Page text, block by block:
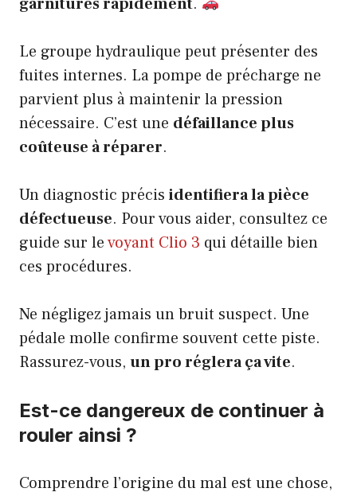
garnitures rapidement.
Le groupe hydraulique peut présenter des
fuites internes. La pompe de précharge ne
parvient plus à maintenir la pression
nécessaire. C’est une défaillance plus
coûteuse à réparer.
Un diagnostic précis identifiera la pièce
défectueuse. Pour vous aider, consultez ce
guide sur levoyant Clio 3 qui détaille bien
ces procédures.
Ne négligez jamais un bruit suspect. Une
pédale molle confirme souvent cette piste.
Rassurez-vous, un pro réglera ça vite.
Est-ce dangereux de continuer à
rouler ainsi ?
Comprendre l’origine du mal est une chose,